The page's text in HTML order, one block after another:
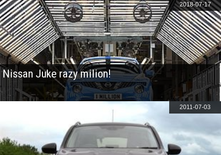
Nissan Juke razy milion!
2018-07-17
2011-07-03